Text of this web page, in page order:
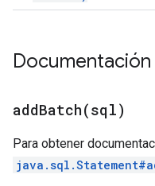
addBatch(sql)
Para obtener